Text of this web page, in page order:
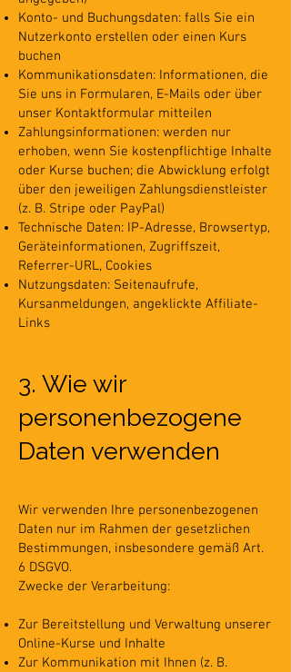
Konto- und Buchungsdaten: falls Sie ein
Nutzerkonto erstellen oder einen Kurs
buchen
Kommunikationsdaten: Informationen, die
Sie uns in Formularen, E-Mails oder über
unser Kontaktformular mitteilen
Zahlungsinformationen: werden nur
erhoben, wenn Sie kostenpflichtige Inhalte
oder Kurse buchen; die Abwicklung erfolgt
über den jeweiligen Zahlungsdienstleister
(z. B. Stripe oder PayPal)
Technische Daten: IP-Adresse, Browsertyp,
Geräteinformationen, Zugriffszeit,
Referrer-URL, Cookies
Nutzungsdaten: Seitenaufrufe,
Kursanmeldungen, angeklickte Affiliate-
Links
3. Wie wir
personenbezogene
Daten verwenden
Wir verwenden Ihre personenbezogenen
Daten nur im Rahmen der gesetzlichen
Bestimmungen, insbesondere gemäß Art.
6 DSGVO.
Zwecke der Verarbeitung:
Zur Bereitstellung und Verwaltung unserer
Online-Kurse und Inhalte
Zur Kommunikation mit Ihnen (z. B.